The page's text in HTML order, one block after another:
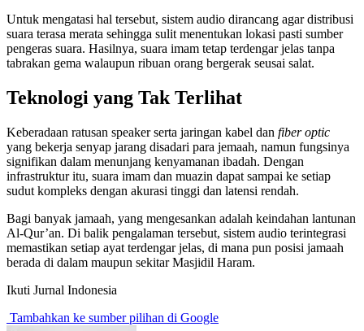
Untuk mengatasi hal tersebut, sistem audio dirancang agar distribusi
suara terasa merata sehingga sulit menentukan lokasi pasti sumber
pengeras suara. Hasilnya, suara imam tetap terdengar jelas tanpa
tabrakan gema walaupun ribuan orang bergerak seusai salat.
Teknologi yang Tak Terlihat
Keberadaan ratusan speaker serta jaringan kabel dan fiber optic
yang bekerja senyap jarang disadari para jemaah, namun fungsinya
signifikan dalam menunjang kenyamanan ibadah. Dengan
infrastruktur itu, suara imam dan muazin dapat sampai ke setiap
sudut kompleks dengan akurasi tinggi dan latensi rendah.
Bagi banyak jamaah, yang mengesankan adalah keindahan lantunan
Al-Qur’an. Di balik pengalaman tersebut, sistem audio terintegrasi
memastikan setiap ayat terdengar jelas, di mana pun posisi jamaah
berada di dalam maupun sekitar Masjidil Haram.
Ikuti Jurnal Indonesia
Tambahkan ke sumber pilihan di Google